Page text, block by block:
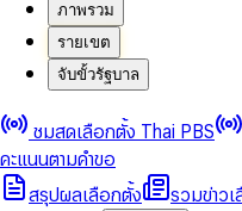
ภาพรวม
รายเขต
จับขั้วรัฐบาล
ชมสดเลือกตั้ง Thai PBS
คะแนนตามคำขอ
สรุปผลเลือกตั้ง
รวมข่าว
0
0
1
2
3
4
0
1
2
4
0
1
3
0
2